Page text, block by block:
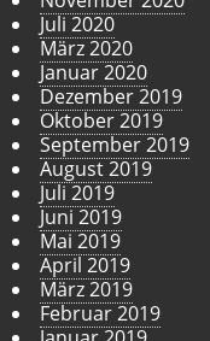
Juli 2020
März 2020
Januar 2020
Dezember 2019
Oktober 2019
September 2019
August 2019
Juli 2019
Juni 2019
Mai 2019
April 2019
März 2019
Februar 2019